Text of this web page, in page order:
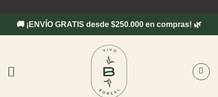
contenido
🚚 ¡ENVÍO GRATIS desde $250.000 en compras! 🌿